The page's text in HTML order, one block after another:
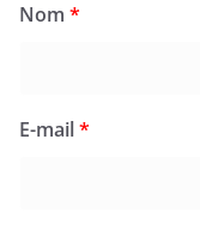
Nom *
E-mail*